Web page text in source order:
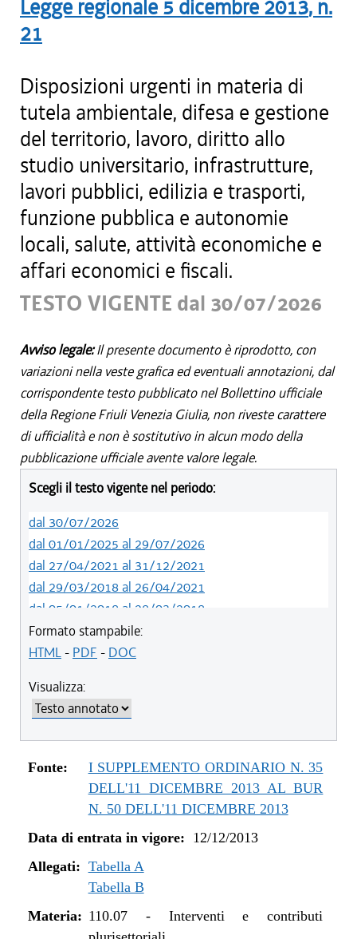
Legge regionale 5 dicembre 2013, n.
21
Disposizioni urgenti in materia di
tutela ambientale, difesa e gestione
del territorio, lavoro, diritto allo
studio universitario, infrastrutture,
lavori pubblici, edilizia e trasporti,
funzione pubblica e autonomie
locali, salute, attività economiche e
affari economici e fiscali.
TESTO VIGENTE dal 30/07/2026
Avviso legale:Il presente documento è riprodotto, con
variazioni nella veste grafica ed eventuali annotazioni, dal
corrispondente testo pubblicato nel Bollettino ufficiale
della Regione Friuli Venezia Giulia, non riveste carattere
di ufficialità e non è sostitutivo in alcun modo della
pubblicazione ufficiale avente valore legale.
Scegli il testo vigente nel periodo:
dal 30/07/2026
dal 01/01/2025 al 29/07/2026
dal 27/04/2021 al 31/12/2021
dal 29/03/2018 al 26/04/2021
dal 05/01/2018 al 28/03/2018
dal 01/01/2018 al 04/01/2018
dal 26/10/2017 al 31/12/2017
dal 15/12/2016 al 14/04/2017
dal 01/01/2016 al 14/12/2016
dal 11/08/2015 al 31/12/2015
dal 21/05/2015 al 10/08/2015
dal 26/02/2015 al 20/05/2015
dal 07/01/2015 al 25/02/2015
dal 06/11/2014 al 19/11/2014
dal 22/05/2014 al 05/11/2014
dal 11/04/2014 al 21/05/2014
dal 28/03/2014 al 10/04/2014
dal 12/12/2013 al 27/03/2014
Formato stampabile:
HTML- PDF - DOC
Visualizza:
Fonte:
I SUPPLEMENTO ORDINARIO N. 35
DELL'11 DICEMBRE 2013 AL BUR
N. 50 DELL'11 DICEMBRE 2013
Data di entrata in vigore: 12/12/2013
Allegati: Tabella A
Tabella B
Materia: 110.07- Interventi e contributi